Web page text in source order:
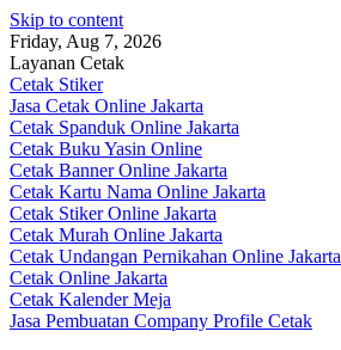
Skip to content
Friday, Aug 7, 2026
Layanan Cetak
Cetak Stiker
Jasa Cetak Online Jakarta
Cetak Spanduk Online Jakarta
Cetak Buku Yasin Online
Cetak Banner Online Jakarta
Cetak Kartu Nama Online Jakarta
Cetak Stiker Online Jakarta
Cetak Murah Online Jakarta
Cetak Undangan Pernikahan Online Jakarta
Cetak Online Jakarta
Cetak Kalender Meja
Jasa Pembuatan Company Profile Cetak